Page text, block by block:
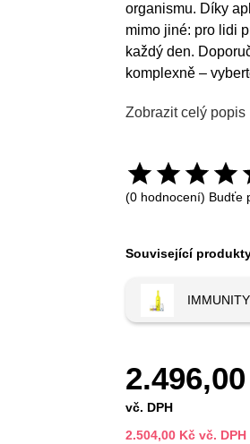
organismu. Díky
mimo jiné: pro lidi
každý den.
komplexně –
Zobrazit celý popis
(0 hodnocení) Budťe
Související
vč. DPH
2.504,00 Kč vč. DPH